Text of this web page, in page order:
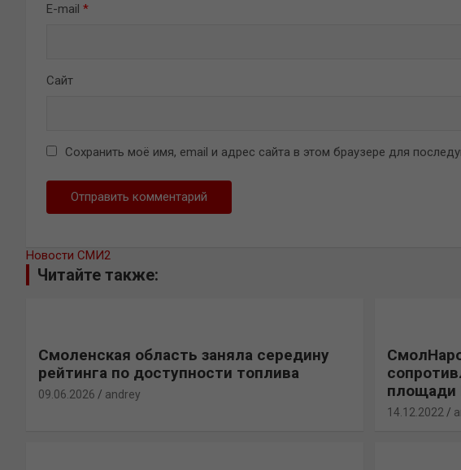
E-mail *
Сайт
Сохранить моё имя, email и адрес сайта в этом браузере для
Новости СМИ2
Читайте также:
Смоленская область заняла середину
рейтинга по доступности топлива
09.06.2026 andrey
площади
14.12.2022